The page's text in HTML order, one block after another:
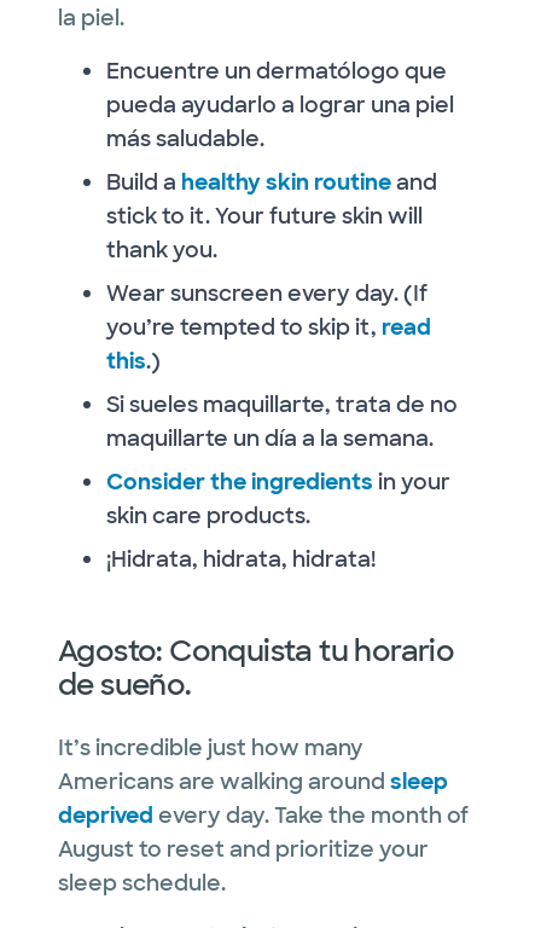
la piel.
Encuentre un dermatólogo que
pueda ayudarlo a lograr una piel
más saludable.
Build a healthy skin routineand
stick to it. Your future skin will
thank you.
Wear sunscreen every day. (If
you’re tempted to skip it, read
this.)
Si sueles maquillarte, trata de no
maquillarte un día a la semana.
Consider the ingredients in your
skin care products.
¡Hidrata, hidrata, hidrata!
Agosto: Conquista tu horario
de sueño.
It’s incredible just how many
Americans are walking around sleep
deprived every day. Take the month of
August to reset and prioritize your
sleep schedule.